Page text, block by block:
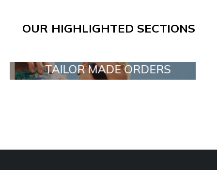
OUR HIGHLIGHTED SECTIONS
TAILOR MADE ORDERS